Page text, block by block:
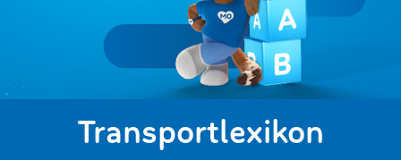
Transportlexikon